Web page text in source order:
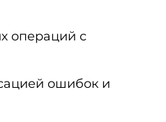
операций с
ошибок и